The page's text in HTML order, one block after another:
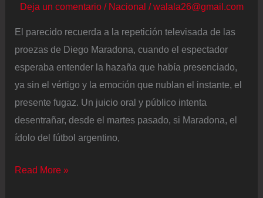
Deja un comentario / Nacional /walala26@gmail.com
El parecido recuerda a la repetición televisada de las
proezas de Diego Maradona, cuando el espectador
esperaba entender la hazaña que había presenciado,
ya sin el vértigo y la emoción que nublan el instante, el
presente fugaz. Un juicio oral y público intenta
desentrañar, desde el martes pasado, si Maradona, el
ídolo del fútbol argentino,
El
Read More »